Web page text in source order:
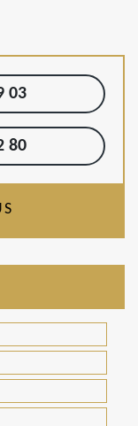
03
80